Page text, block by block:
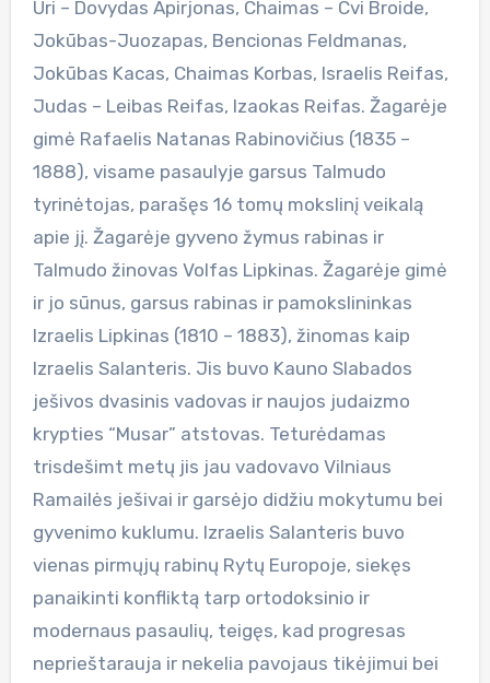
Uri – Dovydas Apirjonas, Chaimas – Cvi Broide,
Jokūbas-Juozapas, Bencionas Feldmanas,
Jokūbas Kacas, Chaimas Korbas, Israelis Reifas,
Judas – Leibas Reifas, Izaokas Reifas. Žagarėje
gimė Rafaelis Natanas Rabinovičius (1835 –
1888), visame pasaulyje garsus Talmudo
tyrinėtojas, parašęs 16 tomų mokslinį veikalą
apie jį. Žagarėje gyveno žymus rabinas ir
Talmudo žinovas Volfas Lipkinas. Žagarėje gimė
ir jo sūnus, garsus rabinas ir pamokslininkas
Izraelis Lipkinas (1810 – 1883), žinomas kaip
Izraelis Salanteris. Jis buvo Kauno Slabados
ješivos dvasinis vadovas ir naujos judaizmo
krypties “Musar” atstovas. Teturėdamas
trisdešimt metų jis jau vadovavo Vilniaus
Ramailės ješivai ir garsėjo didžiu mokytumu bei
gyvenimo kuklumu. Izraelis Salanteris buvo
vienas pirmųjų rabinų Rytų Europoje, siekęs
panaikinti konfliktą tarp ortodoksinio ir
modernaus pasaulių, teigęs, kad progresas
neprieštarauja ir nekelia pavojaus tikėjimui bei